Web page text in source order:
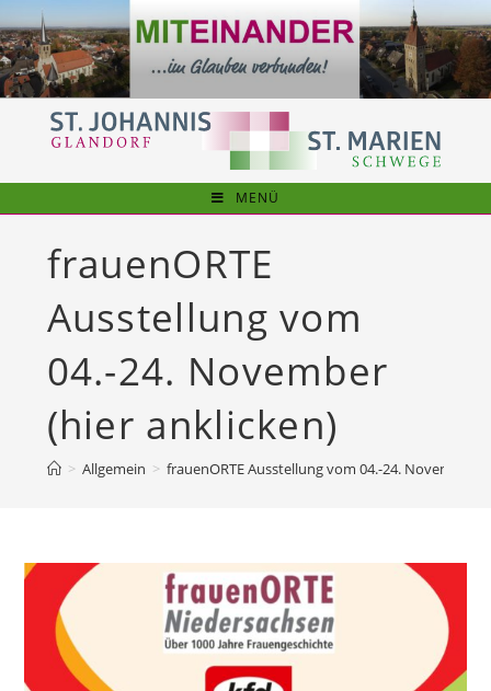
Inhalt
springen
MENÜ
frauenORTE
Ausstellung vom
04.-24. November
(hier anklicken)
> Allgemein > frauenORTE Ausstellung vom 04.-24. November